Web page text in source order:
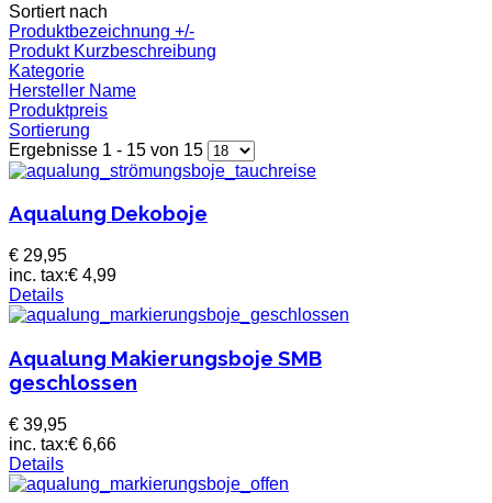
Sortiert nach
Produktbezeichnung +/-
Produkt Kurzbeschreibung
Kategorie
Hersteller Name
Produktpreis
Sortierung
Ergebnisse 1 - 15 von 15
Aqualung Dekoboje
€ 29,95
inc. tax:€ 4,99
Details
Aqualung Makierungsboje SMB
geschlossen
€ 39,95
inc. tax:€ 6,66
Details